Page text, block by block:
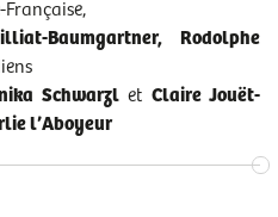
Baumgartner, Rodolphe
Schwarzlet Claire Jouët-
l’Aboyeur